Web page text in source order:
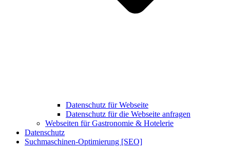
Datenschutz für Webseite
Datenschutz für die Webseite anfragen
Webseiten für Gastronomie & Hotelerie
Datenschutz
Suchmaschinen-Optimierung [SEO]